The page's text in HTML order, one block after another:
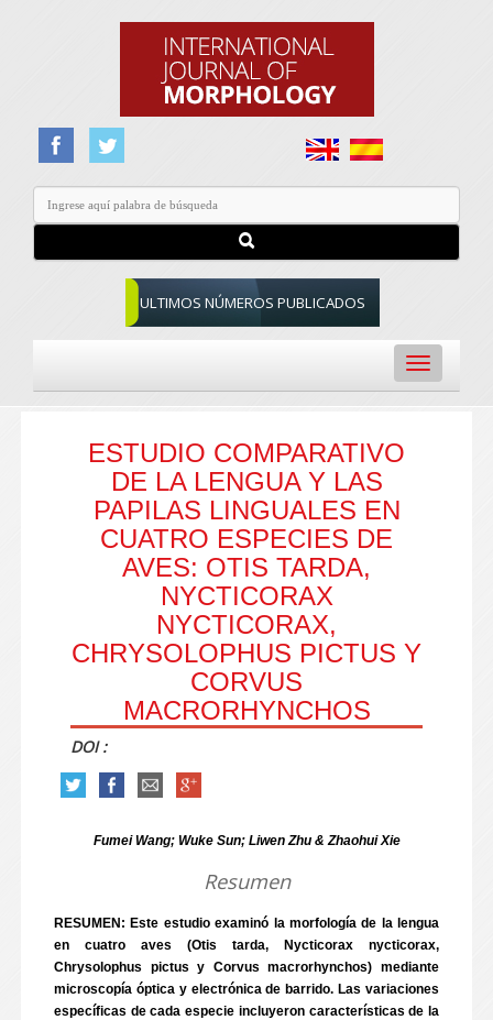
ULTIMOS NÚMEROS PUBLICADOS
Toggle
navigation
ESTUDIO COMPARATIVO
DE LA LENGUA Y LAS
PAPILAS LINGUALES EN
CUATRO ESPECIES DE
AVES: OTIS TARDA,
NYCTICORAX
NYCTICORAX,
CHRYSOLOPHUS PICTUS Y
CORVUS
MACRORHYNCHOS
DOI :
Fumei Wang; Wuke Sun; Liwen Zhu & Zhaohui Xie
Resumen
RESUMEN: Este estudio examinó la morfología de la lengua
en cuatro aves (Otis tarda, Nycticorax nycticorax,
Chrysolophus pictus y Corvus macrorhynchos) mediante
microscopía óptica y electrónica de barrido. Las variaciones
específicas de cada especie incluyeron características de la